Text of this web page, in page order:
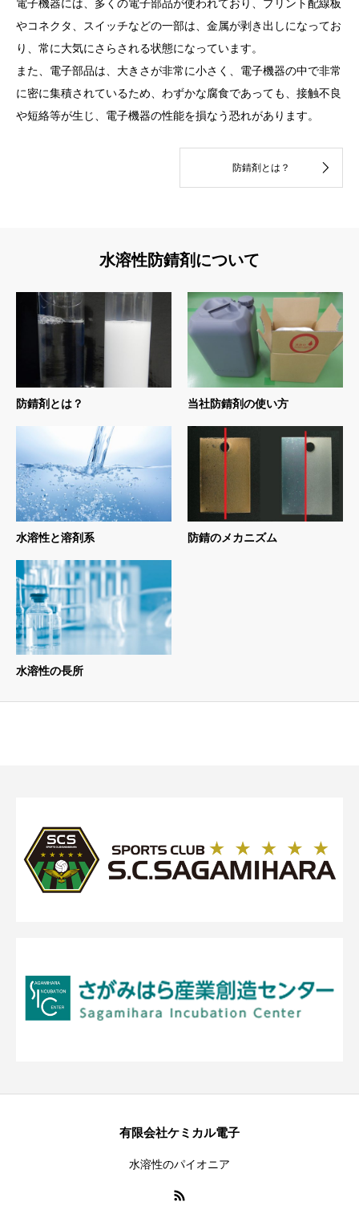
やコネクタ、スイッチなどの一部は、金属が剥き出しになってお
り、常に大気にさらされる状態になっています。
また、電子部品は、大きさが非常に小さく、電子機器の中で非常
に密に集積されているため、わずかな腐食であっても、接触不良
や短絡等が生じ、電子機器の性能を損なう恐れがあります。
防錆剤とは？
水溶性防錆剤について
防錆剤とは？ 当社防錆剤の使い方
水溶性と溶剤系 防錆のメカニズム
水溶性の長所
有限会社ケミカル電子
水溶性のパイオニア